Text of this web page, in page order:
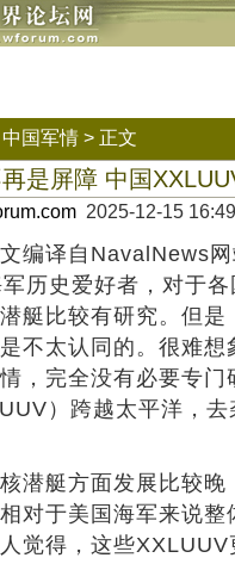
中国军情 > 正文
是屏障 中国
2025-12-15
编译自NavalNews
历史爱好者，对于
艇比较有研究。但是
不太认同的。很难想
，完全没有必要专门
）跨越太平洋，
潜艇方面发展比较晚
对于美国海军来说整
觉得，这些XXLUUV